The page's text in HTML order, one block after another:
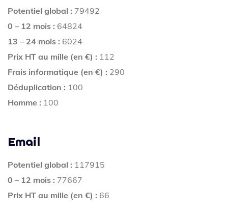
Potentiel global : 79492
0 – 12 mois : 64824
13 – 24 mois : 6024
Prix HT au mille (en €) : 112
Frais informatique (en €) : 290
Déduplication : 100
Homme : 100
Email
Potentiel global : 117915
0 – 12 mois : 77667
Prix HT au mille (en €) : 66